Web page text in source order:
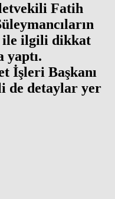
Fatih
ilgili dikkat
yaptı.
İşleri Başkanı
de detaylar yer